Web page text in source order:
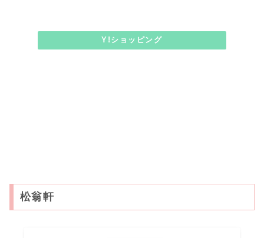
Y!ショッピング
松翁軒